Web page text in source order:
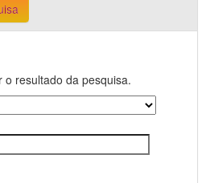
o resultado da pesquisa.